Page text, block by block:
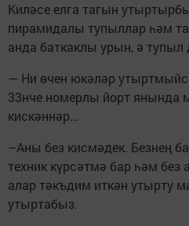
Киләсе елга тагын
пирамидалы тупыллар һәм
анда баткаклы урын, ә
— Ни өчен юкәләр
33нче номерлы йорт янында
кискәннәр…
–Аны без кисмәдек. Безнең
техник күрсәтмә бар һәм без
алар тәкъдим иткән утырту
утыртабыз.